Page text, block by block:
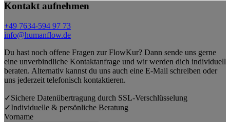
Kontakt aufnehmen
+49 7634-594 97 73
info@humanflow.de
Du hast noch offene Fragen zur FlowKur? Dann sende uns gerne
eine unverbindliche Kontaktanfrage und wir werden dich individuell
beraten. Alternativ kannst du uns auch eine E-Mail schreiben oder
uns jederzeit telefonisch kontaktieren.
✓Sichere Datenübertragung durch SSL-Verschlüsselung
✓Individuelle & persönliche Beratung
Vorname